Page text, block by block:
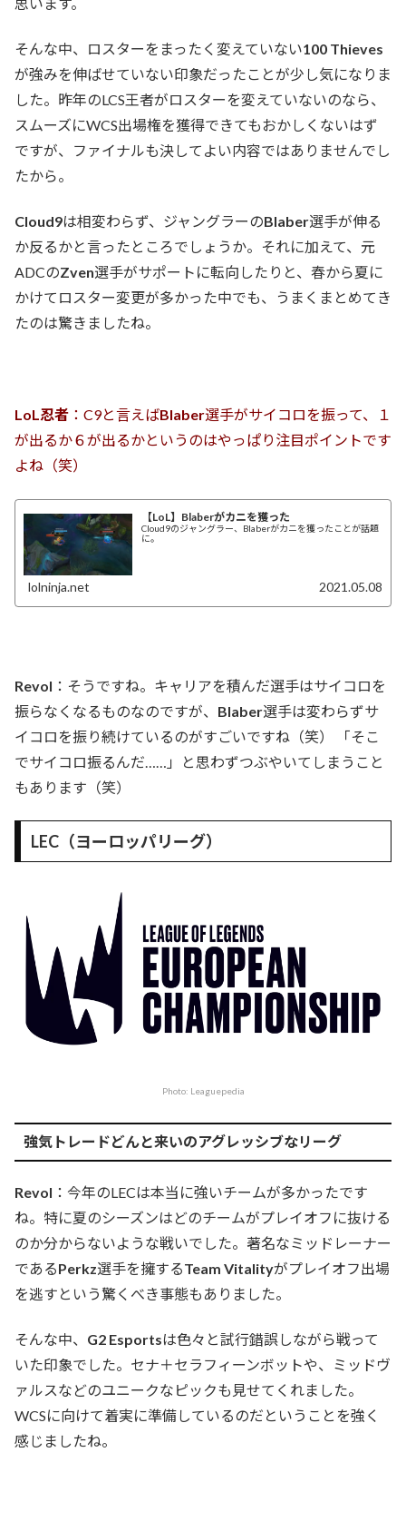
そんな中、ロスターをまったく変えていない100 Thieves
が強みを伸ばせていない印象だったことが少し気になりま
した。昨年のLCS王者がロスターを変えていないのなら、
スムーズにWCS出場権を獲得できてもおかしくないはず
ですが、ファイナルも決してよい内容ではありませんでし
たから。
Cloud9は相変わらず、ジャングラーのBlaber選手が伸る
か反るかと言ったところでしょうか。それに加えて、元
ADCのZven選手がサポートに転向したりと、春から夏に
かけてロスター変更が多かった中でも、うまくまとめてき
たのは驚きましたね。
LoL忍者 ：C9と言えばBlaber選手がサイコロを振って、１
が出るか６が出るかというのはやっぱり注目ポイントです
よね（笑）
【LoL】Blaberがカニを獲った
Cloud9のジャングラー、Blaberがカニを獲ったことが話題
に。
lolninja.net 2021.05.08
Revol ：そうですね。キャリアを積んだ選手はサイコロを
振らなくなるものなのですが、 Blaber選手は変わらずサ
イコロを振り続けているのがすごいですね（笑） 「そこ
でサイコロ振るんだ……」と思わずつぶやいてしまうこと
もあります（笑）
LEC（ヨーロッパリーグ）
Photo: Leaguepedia
強気トレードどんと来いのアグレッシブなリーグ
Revol ：今年のLECは本当に強いチームが多かったです
ね。特に夏のシーズンはどのチームがプレイオフに抜ける
のか分からないような戦いでした。著名なミッドレーナー
であるPerkz選手を擁するTeam Vitalityがプレイオフ出場
を逃すという驚くべき事態もありました。
そんな中、 G2 Esportsは色々と試行錯誤しながら戦って
いた印象でした。セナ＋セラフィーンボットや、ミッドヴ
ァルスなどのユニークなピックも見せてくれました。
WCSに向けて着実に準備しているのだということを強く
感じましたね。